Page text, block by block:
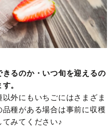
るのか・いつ旬を迎えるの
。
外にもいちごにはさまざま
種がある場合は事前に収穫
みてください♪